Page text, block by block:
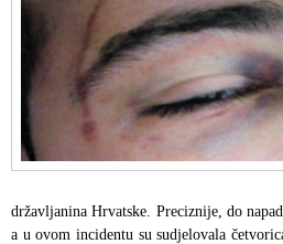
državljanina Hrvatske. Preciznije, do
a u ovom incidentu su sudjelovala